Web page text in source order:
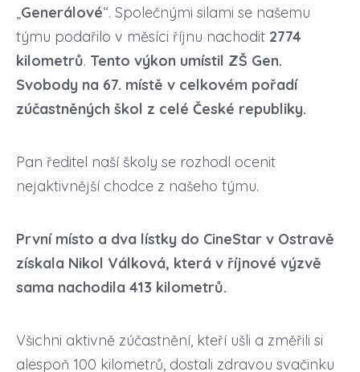
„Generálové“. Společnými silami se našemu
týmu podařilo v měsíci říjnu nachodit 2774
kilometrů. Tento výkon umístil ZŠ Gen.
Svobody na 67. místě v celkovém pořadí
zúčastněných škol z celé České republiky.
Pan ředitel naší školy se rozhodl ocenit
nejaktivnější chodce z našeho týmu.
První místo a dva lístky do CineStar v Ostravě
získala Nikol Válková, která v říjnové výzvě
sama nachodila 413 kilometrů.
Všichni aktivně zúčastnění, kteří ušli a změřili si
alespoň 100 kilometrů, dostali zdravou svačinku